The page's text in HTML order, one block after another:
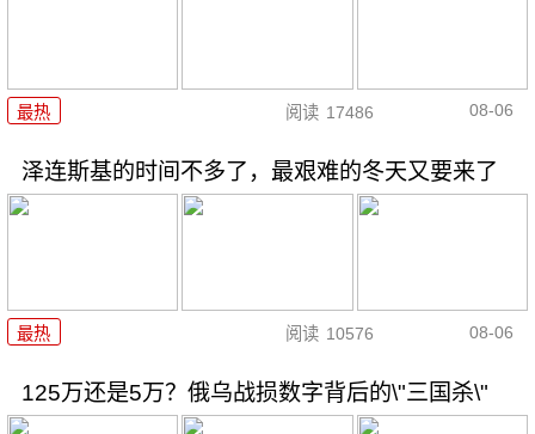
最热 阅读 17486 08-06
泽连斯基的时间不多了，最艰难的冬天又要来了
最热 阅读 10576 08-06
125万还是5万？俄乌战损数字背后的\"三国杀\"